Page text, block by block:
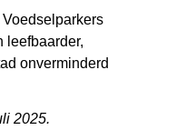
leefbaarder,
onverminderd
2025.